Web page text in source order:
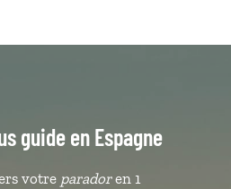
guide en Espagne
votre paradoren 1